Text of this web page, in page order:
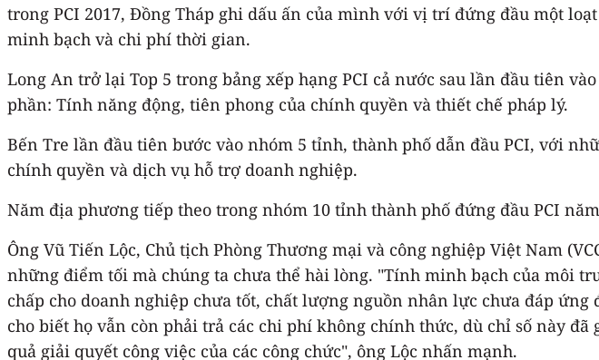
trong PCI 2017, Đồng Tháp ghi dấu ấn của mình với vị trí đứng đầu một
minh bạch và chi phí thời gian.
Long An trở lại Top 5 trong bảng xếp hạng PCI cả nước sau lần đầu tiên
phần: Tính năng động, tiên phong của chính quyền và thiết chế pháp lý.
Bến Tre lần đầu tiên bước vào nhóm 5 tỉnh, thành phố dẫn đầu PCI, với
chính quyền và dịch vụ hỗ trợ doanh nghiệp.
Năm địa phương tiếp theo trong nhóm 10 tỉnh thành phố đứng đầu PCI
Ông Vũ Tiến Lộc, Chủ tịch Phòng Thương mại và công nghiệp Việt Nam
những điểm tối mà chúng ta chưa thể hài lòng. "Tính minh bạch của môi
chấp cho doanh nghiệp chưa tốt, chất lượng nguồn nhân lực chưa đáp
cho biết họ vẫn còn phải trả các chi phí không chính thức, dù chỉ số này
quả giải quyết công việc của các công chức", ông Lộc nhấn mạnh.